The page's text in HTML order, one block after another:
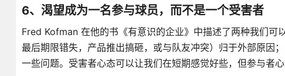
6、渴望成为一名参与球员，而不是一个受害者
Fred Kofman 在他的书《有意识的企业》中描述了两种我们
最后期限错失，产品推出搞砸，或与队友冲突）归于外部原
一些问题。受害者心态可以让我们在短期感觉好些，但参与者